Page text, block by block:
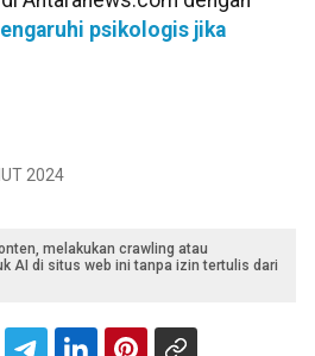
psikologis jika
2024
melakukan crawling atau
AI di situs web ini tanpa izin tertulis dari